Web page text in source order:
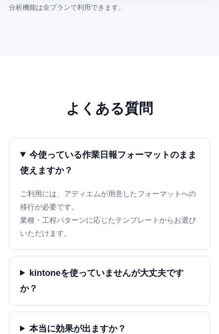
分析機能は全プランで利用できます。
よくある質問
今使っている作業日報フォーマットのまま
使えますか？
ご利用には、アディエムが用意したフォーマットへの
移行が必要です。
業種・工程パターンに応じたテンプレートからお選び
いただけます。
kintoneを使っていませんが大丈夫です
か？
本当に効果が出ますか？